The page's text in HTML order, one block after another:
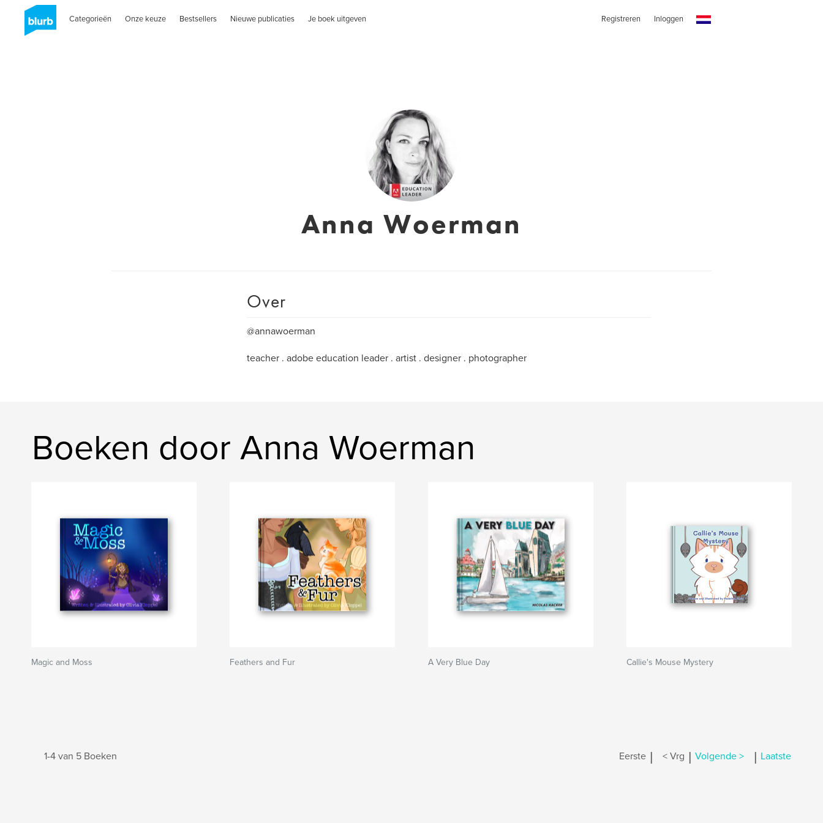
Categorieën Onze keuze Bestsellers Nieuwe publicaties Je boek uitgeven Registreren Inloggen
Anna Woerman
Over
@annawoerman
teacher . adobe education leader . artist . designer . photographer
Boeken door Anna Woerman
Magic and Moss Feathers and Fur A Very Blue Day Callie's Mouse Mystery
1-4 van 5 Boeken Eerste | < Vrg | Volgende > | Laatste